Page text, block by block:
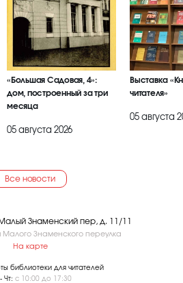
«Большая Садовая, 4»:
дом, построенный за три
месяца
05 августа 2026
Выставка
читателя»
05 августа
Все новости
Знаменский пер, д. 11/11
Малого Знаменского переулка
На карте
библиотеки для читателей
Чт: с 10:00 до 17:30